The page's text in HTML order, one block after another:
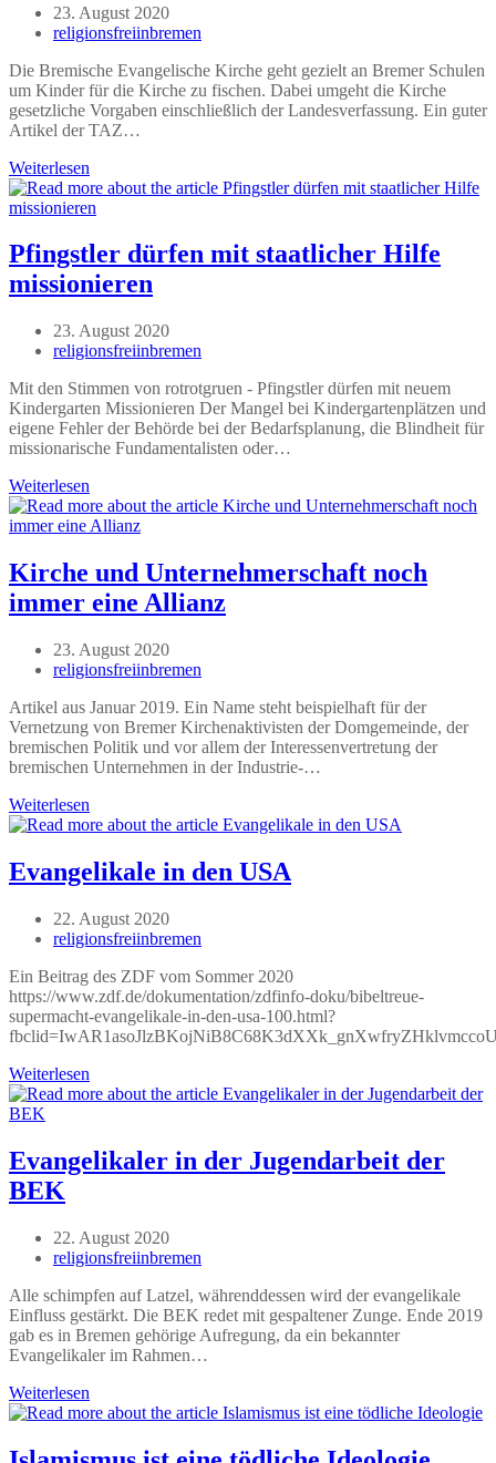
Beitrag
veröffentlicht:
23. August 2020
Beitrags-
religionsfreiinbremen
Die Bremische Evangelische Kirche geht gezielt an Bremer Schulen
um Kinder für die Kirche zu fischen. Dabei umgeht die Kirche
gesetzliche Vorgaben einschließlich der Landesverfassung. Ein guter
Artikel der TAZ…
Weiterlesen
an
Bremer
Pfingstler dürfen mit staatlicher Hilfe
missionieren
Beitrag
veröffentlicht:
23. August 2020
Beitrags-
religionsfreiinbremen
Mit den Stimmen von rotrotgruen - Pfingstler dürfen mit neuem
Kindergarten Missionieren Der Mangel bei Kindergartenplätzen und
eigene Fehler der Behörde bei der Bedarfsplanung, die Blindheit für
missionarische Fundamentalisten oder…
Weiterlesen
dürfen
mit
missionieren
Kirche und Unternehmerschaft noch
immer eine Allianz
Beitrag
veröffentlicht:
23. August 2020
Beitrags-
religionsfreiinbremen
Artikel aus Januar 2019. Ein Name steht beispielhaft für der
Vernetzung von Bremer Kirchenaktivisten der Domgemeinde, der
bremischen Politik und vor allem der Interessenvertretung der
bremischen Unternehmen in der Industrie-…
Weiterlesen
und
noch
immer
Allianz
Evangelikale in den USA
Beitrag
veröffentlicht:
22. August 2020
Beitrags-
religionsfreiinbremen
Ein Beitrag des ZDF vom Sommer 2020
https://www.zdf.de/dokumentation/zdfinfo-doku/bibeltreue-
supermacht-evangelikale-in-den-usa-100.html?
Weiterlesen
in
Evangelikaler in der Jugendarbeit der
BEK
Beitrag
veröffentlicht:
22. August 2020
Beitrags-
religionsfreiinbremen
Alle schimpfen auf Latzel, währenddessen wird der evangelikale
Einfluss gestärkt. Die BEK redet mit gespaltener Zunge. Ende 2019
gab es in Bremen gehörige Aufregung, da ein bekannter
Evangelikaler im Rahmen…
Weiterlesen
in
Jugendarbeit